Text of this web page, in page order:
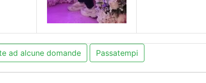
ad alcune domande Passatempi